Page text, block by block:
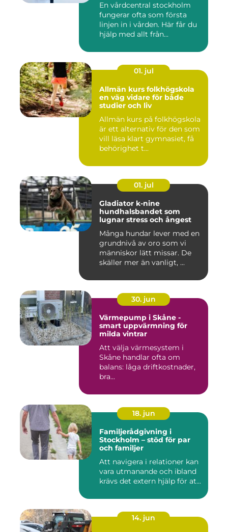
En vårdcentral stockholm
fungerar ofta som första
linjen in i vården. Här får du
hjälp med allt från...
01. jul
Allmän kurs folkhögskola
en väg vidare för både
studier och liv
Allmän kurs på folkhögskola
är ett alternativ för den som
vill läsa klart gymnasiet, få
behörighet t...
01. jul
Gladiator k-nine
hundhalsbandet som
lugnar stress och ångest
Många hundar lever med en
grundnivå av oro som vi
människor lätt missar. De
skäller mer än vanligt, ...
30. jun
Värmepump i Skåne -
smart uppvärmning för
milda vintrar
Att välja värmesystem i
Skåne handlar ofta om
balans: låga driftkostnader,
bra...
18. jun
Familjerådgivning i
Stockholm – stöd för par
och familjer
Att navigera i relationer kan
vara utmanande och ibland
krävs det extern hjälp för at...
14. jun